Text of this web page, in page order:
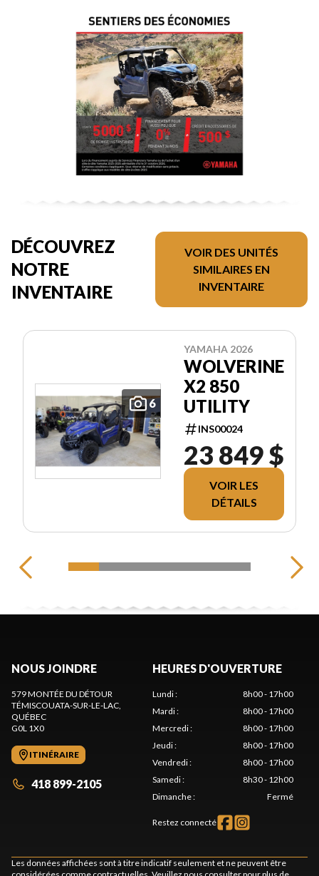
DÉCOUVREZ
NOTRE
INVENTAIRE
VOIR DES UNITÉS
SIMILAIRES EN
INVENTAIRE
6
YAMAHA 2026
WOLVERINE
X2 850
UTILITY
INS00024
23 849 $
VOIR LES
DÉTAILS
NOUS JOINDRE
579 MONTÉE DU DÉTOUR
TÉMISCOUATA-SUR-LE-LAC,
QUÉBEC
G0L 1X0
ITINÉRAIRE
418 899-2105
HEURES D'OUVERTURE
Lundi:
8h00 - 17h00
Mardi:
8h00 - 17h00
Mercredi:
8h00 - 17h00
Jeudi:
8h00 - 17h00
Vendredi:
8h00 - 17h00
Samedi:
8h30 - 12h00
Dimanche: Fermé
Restez connecté
Les données affichées sont à titre indicatif seulement et ne peuvent être